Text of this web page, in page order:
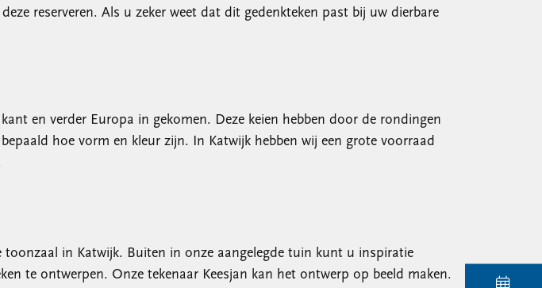
reserveren. Als u zeker weet dat dit gedenkteken past bij uw dierbare
en verder Europa in gekomen. Deze keien hebben door de rondingen
hoe vorm en kleur zijn. In Katwijk hebben wij een grote voorraad
in Katwijk. Buiten in onze aangelegde tuin kunt u inspiratie
te ontwerpen. Onze tekenaar Keesjan kan het ontwerp op beeld maken.